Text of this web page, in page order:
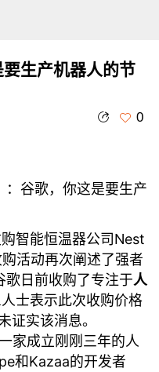
生产机器人的节
0
：谷歌，你这是要生产
智能恒温器公司Nest
活动再次阐述了强者
歌日前收购了专注于人
士表示此次收购价格
证实该消息。
家成立刚刚三年的人
和Kazaa的开发者